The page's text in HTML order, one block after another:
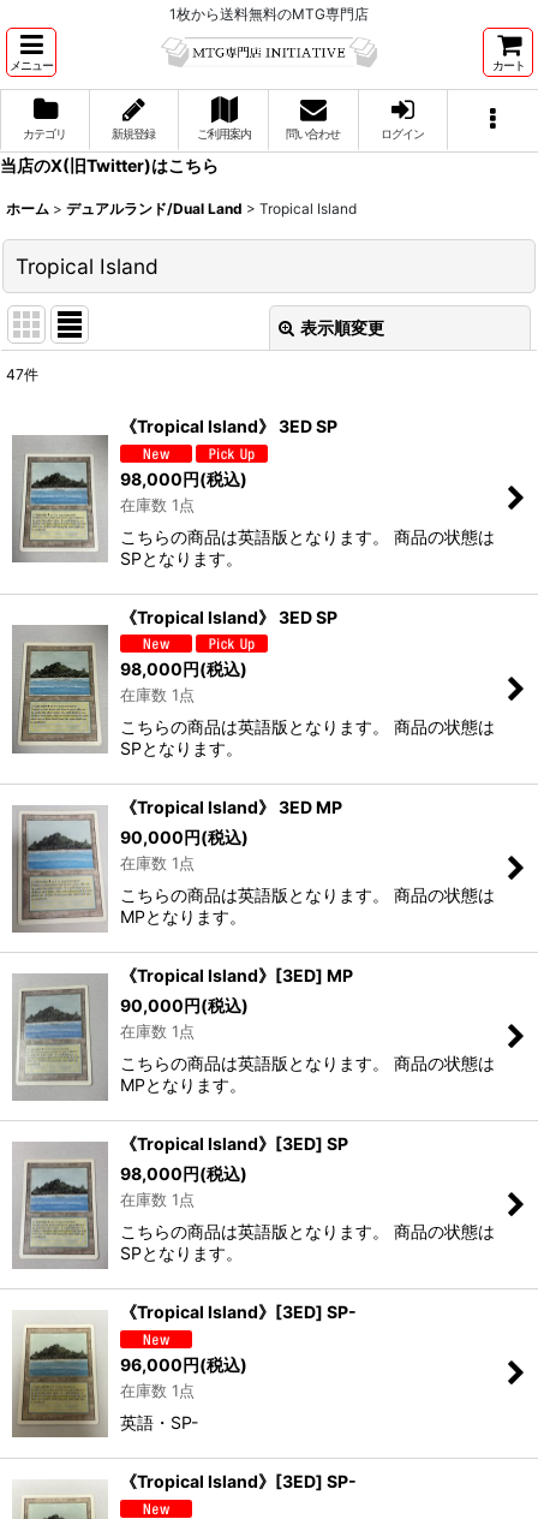
1枚から送料無料のMTG専門店
メニュー カート
カテゴリ 新規登録 ご利用案内 問い合わせ ログイン
当店のX(旧Twitter)はこちら
ホーム > デュアルランド/Dual Land > Tropical Island
Tropical Island
表示順変更
並び順:
絞り込む
47件
《Tropical Island》 3ED SP
98,000円(税込)
在庫数 1点
こちらの商品は英語版となります。 商品の状態は
SPとなります。
《Tropical Island》 3ED SP
98,000円(税込)
在庫数 1点
こちらの商品は英語版となります。 商品の状態は
SPとなります。
《Tropical Island》 3ED MP
90,000円(税込)
在庫数 1点
こちらの商品は英語版となります。 商品の状態は
MPとなります。
《Tropical Island》[3ED] MP
90,000円(税込)
在庫数 1点
こちらの商品は英語版となります。 商品の状態は
MPとなります。
《Tropical Island》[3ED] SP
98,000円(税込)
在庫数 1点
こちらの商品は英語版となります。 商品の状態は
SPとなります。
《Tropical Island》[3ED] SP-
96,000円(税込)
在庫数 1点
英語・SP-
《Tropical Island》[3ED] SP-